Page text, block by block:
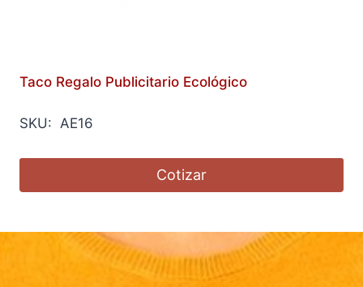
Taco Regalo Publicitario Ecológico
SKU: AE16
Cotizar